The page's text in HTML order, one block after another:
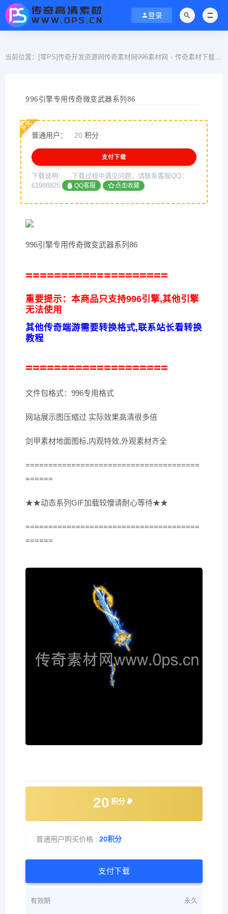
登录
当前位置： [零PS]传奇开发资源网传奇素材网996素材网 > 传奇素材下载
996引擎专用传奇微变武器系列86
普通用户： 20 积分
享免
支付下载
下载说明：
下载过程中遇见问题，请联系客服QQ：
61988825
QQ客服 点击收藏
996引擎专用传奇微变武器系列86
====================
重要提示：本商品只支持996引擎,其他引擎
无法使用
其他传奇端游需要转换格式,联系站长看转换
教程
====================
文件包格式：996专用格式
网站展示图压缩过 实际效果高清很多倍
剑甲素材地面图标,内观特效,外观素材齐全
======================================
======
★★动态系列GIF加载较慢请耐心等待★★
======================================
======
20 积分
普通用户购买价格 : 20积分
支付下载
有效期 永久